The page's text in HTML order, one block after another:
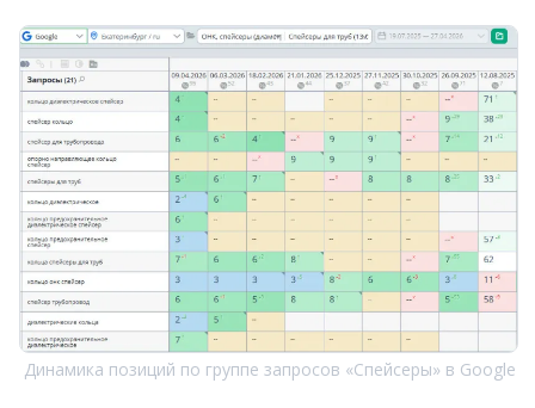
Динамика позиций по группе запросов «Спейсеры» в Google